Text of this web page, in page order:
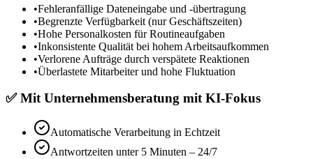
•Fehleranfällige Dateneingabe und -übertragung
•Begrenzte Verfügbarkeit (nur Geschäftszeiten)
•Hohe Personalkosten für Routineaufgaben
•Inkonsistente Qualität bei hohem Arbeitsaufkommen
•Verlorene Aufträge durch verspätete Reaktionen
•Überlastete Mitarbeiter und hohe Fluktuation
✅MitUnternehmensberatung mit KI-Fokus
Automatische Verarbeitung in Echtzeit
Antwortzeiten unter 5 Minuten – 24/7